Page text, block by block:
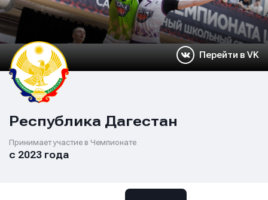
Перейти в VK
Республика Дагестан
Принимает участие в Чемпионате
с 2023 года